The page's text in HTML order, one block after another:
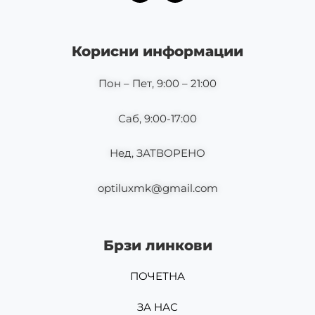
o
o
g
r
m
Корисни информации
Пон – Пет, 9:00 – 21:00
Саб, 9:00-17:00
Нед, ЗАТВОРЕНО
optiluxmk@gmail.com
Брзи линкови
ПОЧЕТНА
ЗА НАС